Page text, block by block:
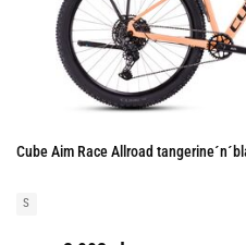
Cube Aim Race Allroad
S